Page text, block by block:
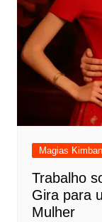
Magias
Trabalho
Gira para
Mulher